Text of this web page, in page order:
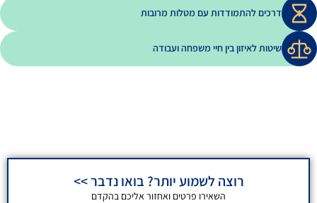
עם מטלות מרובות
חיי משפחה ועבודה
לשמוע יותר? בואו נדבר >>
השאירו פרטים ואחזור אליכם בהקדם